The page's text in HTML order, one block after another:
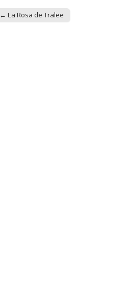
← La Rosa de Tralee